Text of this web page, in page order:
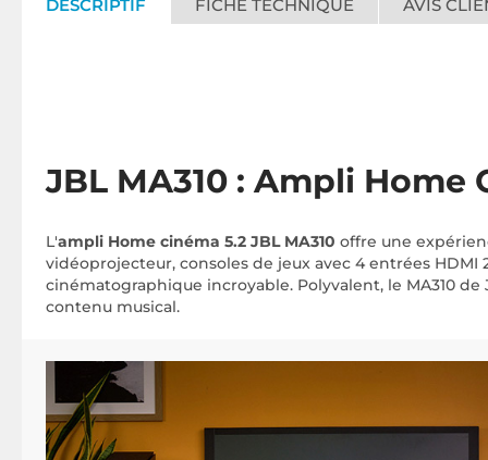
DESCRIPTIF FICHE TECHNIQUE AVIS
JBL MA310 : Ampli Home
L'ampli Home cinéma 5.2 JBL MA310 offre une
vidéoprojecteur, consoles de jeux avec 4 entrées HDMI
cinématographique incroyable. Polyvalent, le MA310
contenu musical.